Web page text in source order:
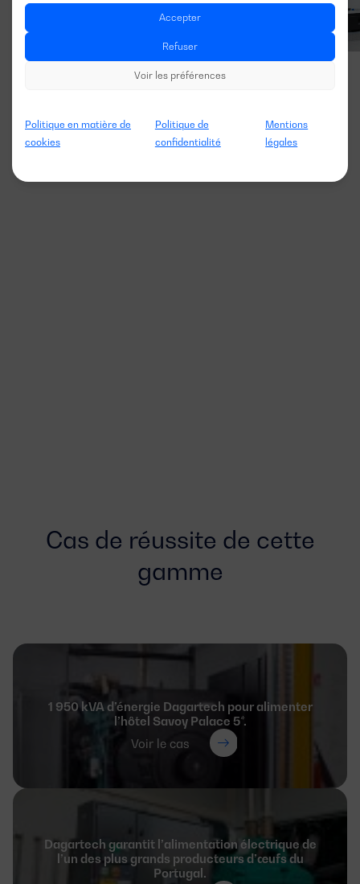
Accepter
Refuser
Voir les préférences
Politique en matière de
cookies
Politique de
confidentialité
Mentions
légales
Cas de réussite de cette
gamme
1 950 kVA d’énergie Dagartech pour alimenter
l’hôtel Savoy Palace 5*.
Voir le cas
Dagartech garantit l’alimentation électrique de
l’un des plus grands producteurs d’œufs du
Portugal.